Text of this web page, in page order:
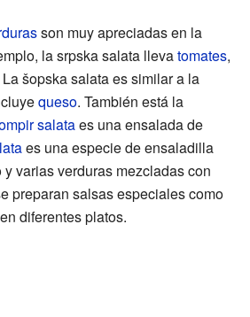
son muy apreciadas en la
la srpska salata llevatomates,
šopska salata es similar a la
queso. También está la
salataes una ensalada de
es una especie de ensaladilla
varias verduras mezcladas con
preparan salsas especiales como
diferentes platos.